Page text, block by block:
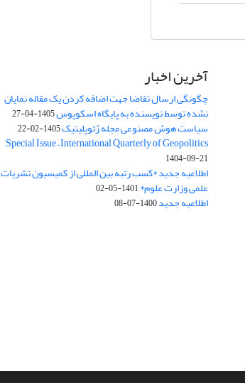
آخرین اخبار
چگونگی ارسال تقاضا جهت اضافه کردن یک مقاله نمایان
نشده توسط نویسنده به پایگاه اسکوپوس1405-04-27
سیاست هوش مصنوعی مجله ژئوپلیتیک1405-02-22
Special Issue – International Quarterly of Geopolitics
1404-09-21
اطلاعیه جدید *کسب رتبه بین المللی از کمیسیون نشریات
علمی وزارت علوم*1401-05-02
اطلاعیه جدید1400-07-08
و پیاده سازی ازسیناوب